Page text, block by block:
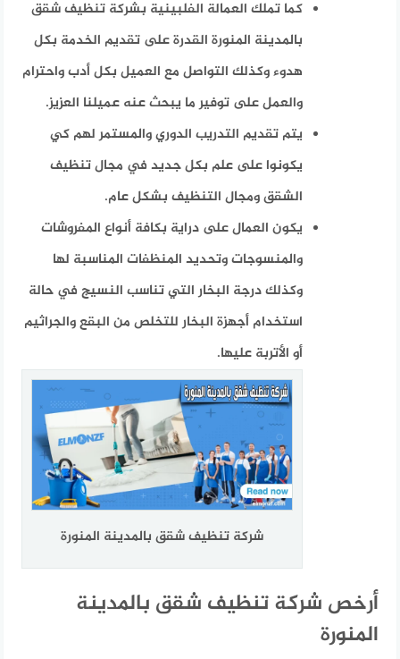
كما تملك العمالة الفلبينية بشركة تنظيف شقق
بالمدينة المنورة القدرة على تقديم الخدمة بكل
هدوء وكذلك التواصل مع العميل بكل أدب واحترام
والعمل على توفير ما يبحث عنه عميلنا العزيز.
يتم تقديم التدريب الدوري والمستمر لهم كي
يكونوا على علم بكل جديد في مجال تنظيف
الشقق ومجال التنظيف بشكل عام.
يكون العمال على دراية بكافة أنواع المفروشات
والمنسوجات وتحديد المنظفات المناسبة لها
وكذلك درجة البخار التي تناسب النسيج في حالة
استخدام أجهزة البخار للتخلص من البقع والجراثيم
أو الأتربة عليها.
شركة تنظيف شقق بالمدينة المنورة
أرخص شركة تنظيف شقق بالمدينة
المنورة